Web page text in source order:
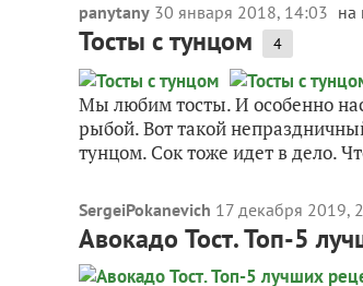
panytany 30 января 2018, 14:03 на
Тосты с тунцом 4
Мы любим тосты. И особенно
рыбой. Вот такой
тунцом. Сок тоже идет в дело.
SergeiPokanevich 17 декабря 2019,
Авокадо Тост. Топ-5